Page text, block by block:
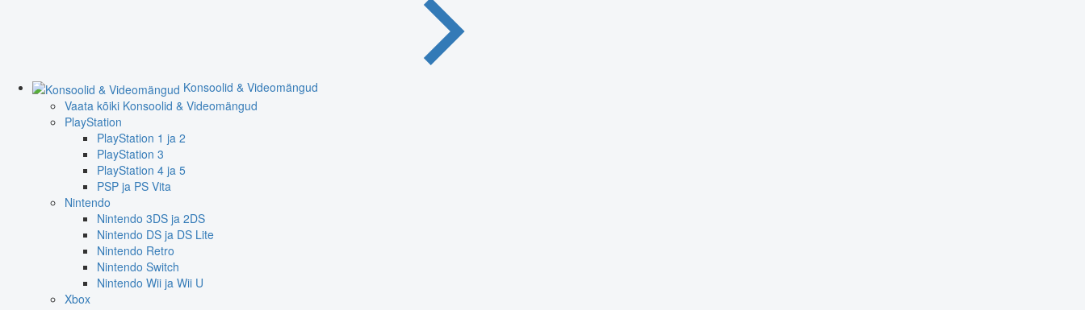
Konsoolid & Videomängud
Vaata kõiki Konsoolid & Videomängud
PlayStation
PlayStation 1 ja 2
PlayStation 3
PlayStation 4 ja 5
PSP ja PS Vita
Nintendo
Nintendo 3DS ja 2DS
Nintendo DS ja DS Lite
Nintendo Retro
Nintendo Switch
Nintendo Wii ja Wii U
Xbox